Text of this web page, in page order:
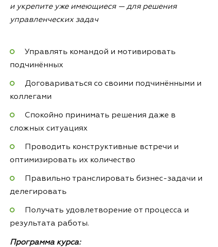
и укрепите уже имеющиеся — для решения
управленческих задач
Управлять командой и мотивировать
подчинённых
Договариваться со своими подчинёнными и
коллегами
Спокойно принимать решения даже в
сложных ситуациях
Проводить конструктивные встречи и
оптимизировать их количество
Правильно транслировать бизнес-задачи и
делегировать
Получать удовлетворение от процесса и
результата работы.
Программа курса: